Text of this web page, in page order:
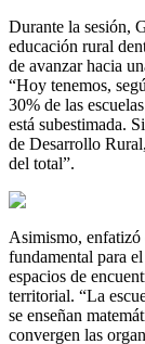
Durante la sesión,
educación rural
de avanzar hacia
“Hoy tenemos,
30% de las
está subestimada.
de Desarrollo
del total”.
Asimismo, enfatizó
fundamental para
espacios de
territorial. “La
se enseñan
convergen las